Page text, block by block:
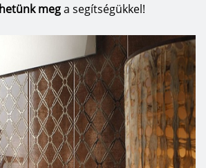
mega segítségükkel!